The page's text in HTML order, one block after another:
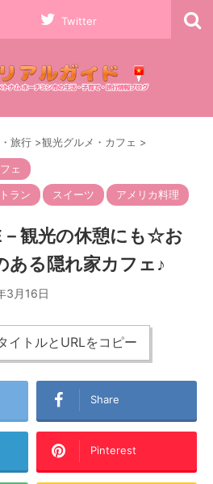
Twitter
旅行 >観光グルメ・カフェ >
ェ
ラン
スイーツ アメリカ料理
観光の休憩にも☆お
ある隠れ家カフェ♪
3月16日
イトルとURLをコピー
Share
Pinterest